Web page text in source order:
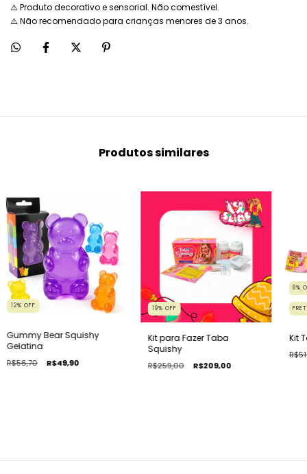
⚠️ Produto decorativo e sensorial. Não comestível.
⚠️ Não recomendado para crianças menores de 3 anos.
Produtos similares
12% OFF
Gummy Bear Squishy
Gelatina
R$56,70 R$49,90
19% OFF
Kit para Fazer Taba
Squishy
R$259,00 R$209,00
8%
Kit